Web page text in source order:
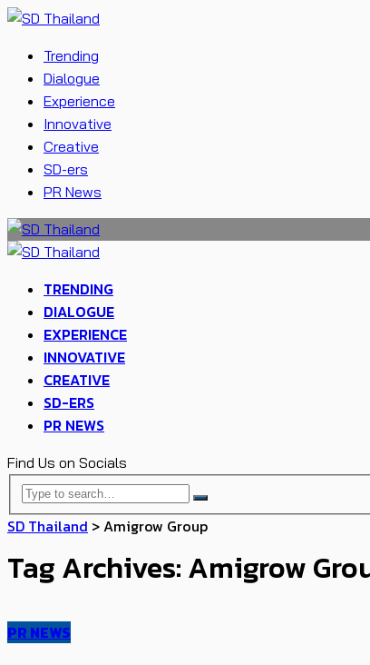
Trending
Dialogue
Experience
Innovative
Creative
SD-ers
PR News
TRENDING
DIALOGUE
EXPERIENCE
INNOVATIVE
CREATIVE
SD-ERS
PR NEWS
Find Us on Socials
SD Thailand >Amigrow Group
Tag Archives: Amigrow
PR NEWS